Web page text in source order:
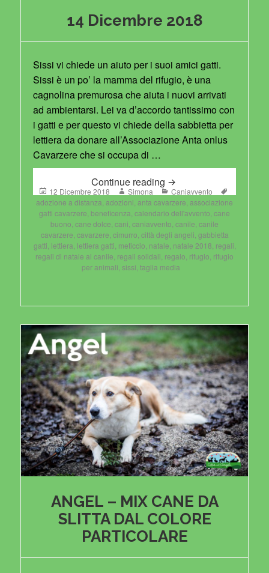
14 Dicembre 2018
Sissi vi chiede un aiuto per i suoi amici gatti.
Sissi è un po’ la mamma del rifugio, è una
cagnolina premurosa che aiuta i nuovi arrivati
ad ambientarsi. Lei va d’accordo tantissimo con
i gatti e per questo vi chiede della sabbietta per
lettiera da donare all’Associazione Anta onlus
Cavarzere che si occupa di …
Continue reading 14 Dicembre 2018
Posted
on
12 Dicembre 2018 Author
Simona Categories
Caniavvento
adozione a distanza adozioni anta cavarzere associazione
gatti cavarzere beneficenza calendario dell'avvento cane
buono cane dolce cani caniavvento canile canile
cavarzere cavarzere cimurro città degli angeli gabbietta
gatti lettiera lettiera gatti meticcio natale natale 2018 regali
regali di natale al canile regali solidali regalo rifugio rifugio
per animali sissi taglia media
ANGEL – MIX CANE DA
SLITTA DAL COLORE
PARTICOLARE